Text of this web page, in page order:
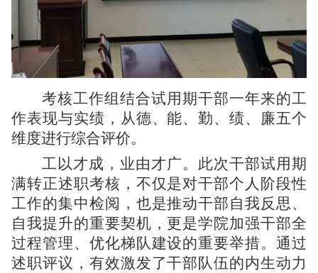
考核工作组结合试用期干部一年来的工
作表现与实绩，从德、能、勤、绩、廉五个
维度进行综合评价。
工以才成，业由才广。此次干部试用期
满转正述职考核，不仅是对干部个人阶段性
工作的集中检阅，也是推动干部自我反思、
自我提升的重要契机，更是学院加强干部全
过程管理、优化梯队建设的重要举措。通过
述职评议，有效激发了干部队伍的内生动力